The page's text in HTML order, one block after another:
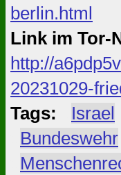
berlin.html
Link im Tor-
http://
20231029-
Tags:
Israel
Bundeswehr